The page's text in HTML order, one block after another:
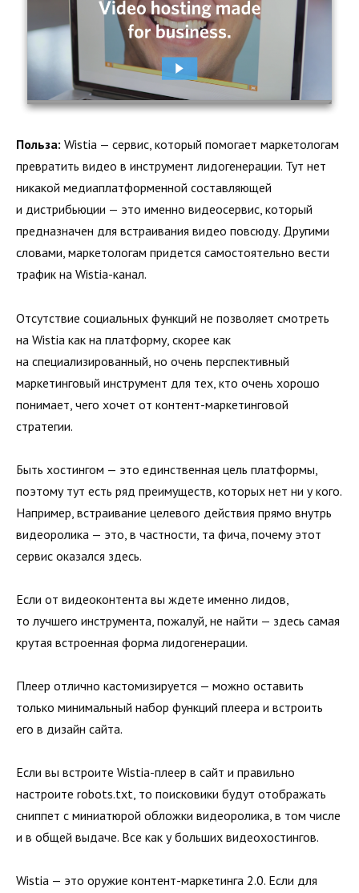
Польза: Wistia — сервис, который помогает маркетологам
превратить видео в инструмент лидогенерации. Тут нет
никакой медиаплатформенной составляющей
и дистрибьюции — это именно видеосервис, который
предназначен для встраивания видео повсюду. Другими
словами, маркетологам придется самостоятельно вести
трафик на Wistia-канал.
Отсутствие социальных функций не позволяет смотреть
на Wistia как на платформу, скорее как
на специализированный, но очень перспективный
маркетинговый инструмент для тех, кто очень хорошо
понимает, чего хочет от контент-маркетинговой
стратегии.
Быть хостингом — это единственная цель платформы,
поэтому тут есть ряд преимуществ, которых нет ни у кого.
Например, встраивание целевого действия прямо внутрь
видеоролика — это, в частности, та фича, почему этот
сервис оказался здесь.
Если от видеоконтента вы ждете именно лидов,
то лучшего инструмента, пожалуй, не найти — здесь самая
крутая встроенная форма лидогенерации.
Плеер отлично кастомизируется — можно оставить
только минимальный набор функций плеера и встроить
его в дизайн сайта.
Если вы встроите Wistia-плеер в сайт и правильно
настроите robots.txt, то поисковики будут отображать
сниппет с миниатюрой обложки видеоролика, в том числе
и в общей выдаче. Все как у больших видеохостингов.
Wistia — это оружие контент-маркетинга 2.0. Если для